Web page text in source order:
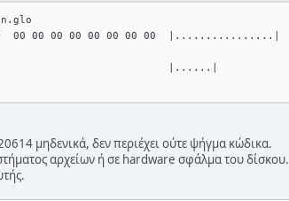
00  00 00 00 00 00 00 00 00  |................|
|......|
μηδενικά, δεν περιέχει ούτε ψήγμα κώδικα.
αρχείων ή σε hardware σφάλμα του δίσκου.